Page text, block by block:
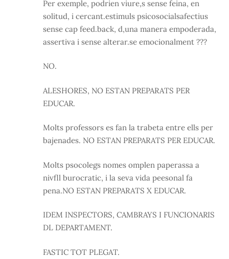
Per exemple, podrien viure,s sense feina, en
solitud, i cercant.estimuls psicosocialsafectius
sense cap feed.back, d,una manera empoderada,
assertiva i sense alterar.se emocionalment ???
NO.
ALESHORES, NO ESTAN PREPARATS PER
EDUCAR.
Molts professors es fan la trabeta entre ells per
bajenades. NO ESTAN PREPARATS PER EDUCAR.
Molts psocolegs nomes omplen paperassa a
nivfll burocratic, i la seva vida peesonal fa
pena.NO ESTAN PREPARATS X EDUCAR.
IDEM INSPECTORS, CAMBRAYS I FUNCIONARIS
DL DEPARTAMENT.
FASTIC TOT PLEGAT.